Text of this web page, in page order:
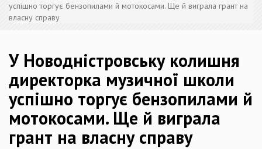
успішно торгує бензопилами й мотокосами. Ще й виграла грант на
власну справу
У Новодністровську колишня
директорка музичної школи
успішно торгує бензопилами й
мотокосами. Ще й виграла
грант на власну справу